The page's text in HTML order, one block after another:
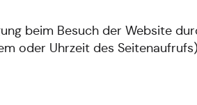
beim Besuch der Website
oder Uhrzeit des